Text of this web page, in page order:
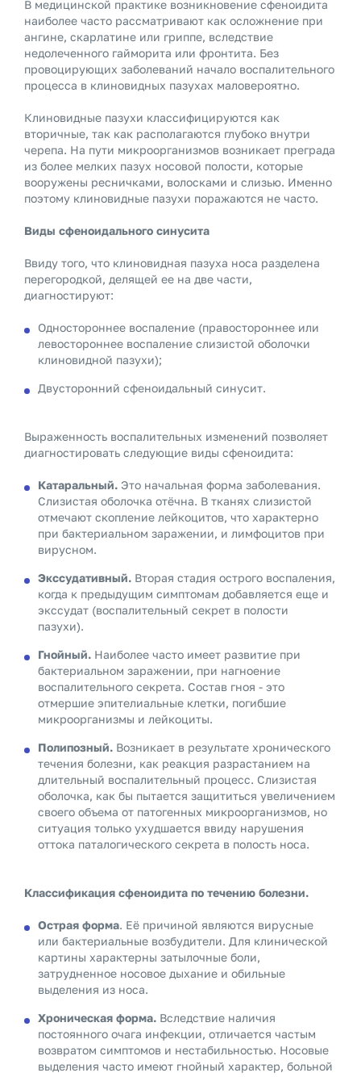
В медицинской практике возникновение сфеноидита
наиболее часто рассматривают как осложнение при
ангине, скарлатине или гриппе, вследствие
недолеченного гайморита или фронтита. Без
провоцирующих заболеваний начало воспалительного
процесса в клиновидных пазухах маловероятно.
Клиновидные пазухи классифицируются как
вторичные, так как располагаются глубоко внутри
черепа. На пути микроорганизмов возникает преграда
из более мелких пазух носовой полости, которые
вооружены ресничками, волосками и слизью. Именно
поэтому клиновидные пазухи поражаются не часто.
Виды сфеноидального синусита
Ввиду того, что клиновидная пазуха носа разделена
перегородкой, делящей ее на две части,
диагностируют:
Одностороннее воспаление (правостороннее или
левостороннее воспаление слизистой оболочки
клиновидной пазухи);
Двусторонний сфеноидальный синусит.
Выраженность воспалительных изменений позволяет
диагностировать следующие виды сфеноидита:
Катаральный. Это начальная форма заболевания.
Слизистая оболочка отёчна. В тканях слизистой
отмечают скопление лейкоцитов, что характерно
при бактериальном заражении, и лимфоцитов при
вирусном.
Экссудативный. Вторая стадия острого воспаления,
когда к предыдущим симптомам добавляется еще и
экссудат (воспалительный секрет в полости
пазухи).
Гнойный. Наиболее часто имеет развитие при
бактериальном заражении, при нагноение
воспалительного секрета. Состав гноя - это
отмершие эпителиальные клетки, погибшие
микроорганизмы и лейкоциты.
Полипозный. Возникает в результате хронического
течения болезни, как реакция разрастанием на
длительный воспалительный процесс. Слизистая
оболочка, как бы пытается защититься увеличением
своего объема от патогенных микроорганизмов, но
ситуация только ухудшается ввиду нарушения
оттока паталогического секрета в полость носа.
Классификация сфеноидита по течению болезни.
Острая форма. Её причиной являются вирусные
или бактериальные возбудители. Для клинической
картины характерны затылочные боли,
затрудненное носовое дыхание и обильные
выделения из носа.
Хроническая форма. Вследствие наличия
постоянного очага инфекции, отличается частым
возвратом симптомов и нестабильностью. Носовые
выделения часто имеют гнойный характер, больной